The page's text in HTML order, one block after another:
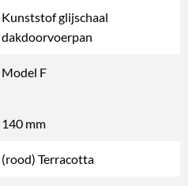
Kunststof glijschaal
dakdoorvoerpan
Model F
140 mm
(rood) Terracotta